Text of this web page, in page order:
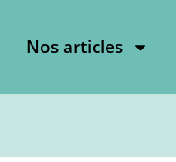
Nos articles